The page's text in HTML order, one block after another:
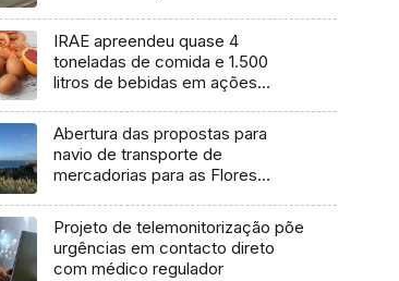
IRAE apreendeu quase 4
toneladas de comida e 1.500
litros de bebidas em ações
Abertura das propostas para
navio de transporte de
mercadorias para as Flores
Projeto de telemonitorização põe
urgências em contacto direto
com médico regulador